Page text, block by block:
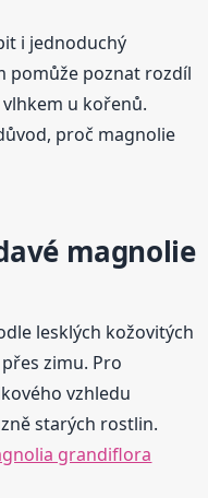
i jednoduchý
pomůže poznat rozdíl
u kořenů.
proč magnolie
magnolie
lesklých kožovitých
zimu. Pro
vzhledu
starých rostlin.
grandiflora